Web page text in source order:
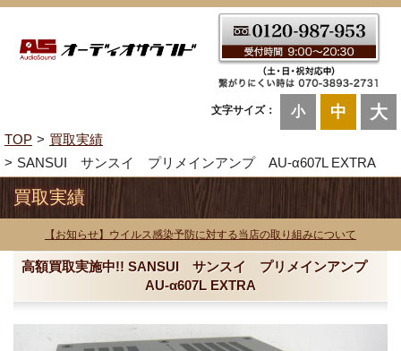
文字サイズ： 小 中 大
TOP
買取実績
SANSUI サンスイ プリメインアンプ AU-α607L EXTRA
買取実績
【お知らせ】ウイルス感染予防に対する当店の取り組みについて
高額買取実施中!! SANSUI サンスイ プリメインアンプ
AU-α607L EXTRA